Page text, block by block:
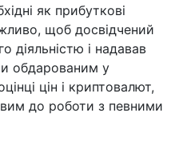
як прибуткові
щоб досвідчений
діяльністю і надавав
обдарованим у
цін і криптовалют,
до роботи з певними